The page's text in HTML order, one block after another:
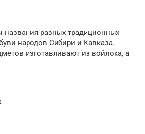
названия разных традиционных
народов Сибири и Кавказа.
изготавливают из войлока, а